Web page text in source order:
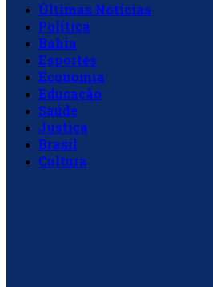
Últimas Notícias
Política
Bahia
Esportes
Economia
Educação
Saúde
Justiça
Brasil
Cultura